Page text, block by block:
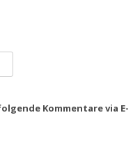
Kommentare via E-